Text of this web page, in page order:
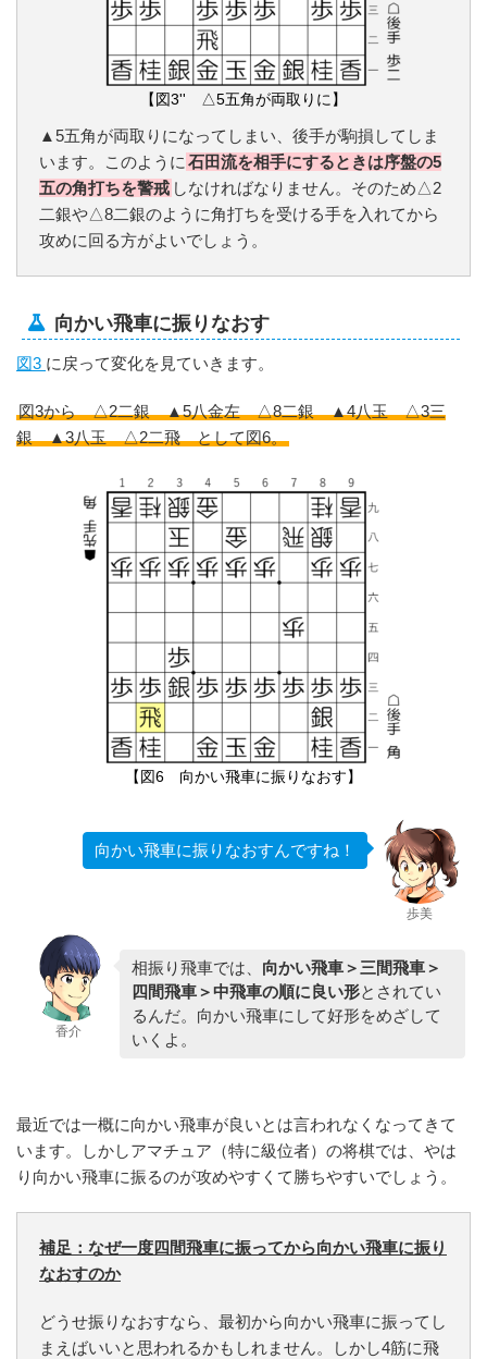
【図3'' △5五角が両取りに】
▲5五角が両取りになってしまい、後手が駒損してしま
います。このように 石田流を相手にするときは序盤の5
五の角打ちを警戒 しなければなりません。そのため△2
二銀や△8二銀のように角打ちを受ける手を入れてから
攻めに回る方がよいでしょう。
向かい飛車に振りなおす
図3 に戻って変化を見ていきます。
図3から △2二銀 ▲5八金左 △8二銀 ▲4八玉 △3三
銀 ▲3八玉 △2二飛 として図6。
【図6 向かい飛車に振りなおす】
歩美
向かい飛車に振りなおすんですね！
香介
相振り飛車では、 向かい飛車＞三間飛車＞
四間飛車＞中飛車の順に良い形とされてい
るんだ。向かい飛車にして好形をめざして
いくよ。
最近では一概に向かい飛車が良いとは言われなくなってきて
います。しかしアマチュア（特に級位者）の将棋では、やは
り向かい飛車に振るのが攻めやすくて勝ちやすいでしょう。
補足：なぜ一度四間飛車に振ってから向かい飛車に振り
なおすのか
どうせ振りなおすなら、最初から向かい飛車に振ってし
まえばいいと思われるかもしれません。しかし4筋に飛